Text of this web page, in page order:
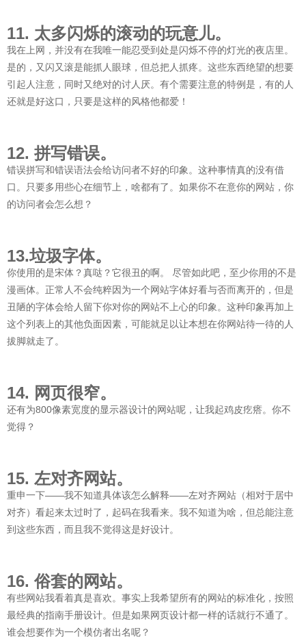
11. 太多闪烁的滚动的玩意儿。
我在上网，并没有在我唯一能忍受到处是闪烁不停的灯光的夜店里。
是的，又闪又滚是能抓人眼球，但总把人抓疼。这些东西绝望的想要
引起人注意，同时又绝对的讨人厌。有个需要注意的特例是，有的人
还就是好这口，只要是这样的风格他都爱！
12. 拼写错误。
错误拼写和错误语法会给访问者不好的印象。这种事情真的没有借
口。只要多用些心在细节上，啥都有了。如果你不在意你的网站，你
的访问者会怎么想？
13.垃圾字体。
你使用的是宋体？真哒？它很丑的啊。 尽管如此吧，至少你用的不是
漫画体。正常人不会纯粹因为一个网站字体好看与否而离开的，但是
丑陋的字体会给人留下你对你的网站不上心的印象。这种印象再加上
这个列表上的其他负面因素，可能就足以让本想在你网站待一待的人
拔脚就走了。
14. 网页很窄。
还有为800像素宽度的显示器设计的网站呢，让我起鸡皮疙瘩。你不
觉得？
15. 左对齐网站。
重申一下——我不知道具体该怎么解释——左对齐网站（相对于居中
对齐）看起来太过时了，起码在我看来。我不知道为啥，但总能注意
到这些东西，而且我不觉得这是好设计。
16. 俗套的网站。
有些网站我看着真是喜欢。事实上我希望所有的网站的标准化，按照
最经典的指南手册设计。但是如果网页设计都一样的话就行不通了。
谁会想要作为一个模仿者出名呢？